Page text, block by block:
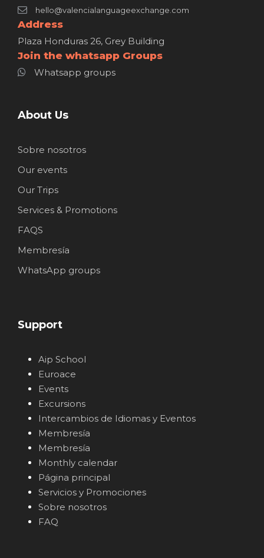
hello@valencialanguageexchange.com
Address
Plaza Honduras 26, Grey Building
Join the whatsapp Groups
Whatsapp groups
About Us
Sobre nosotros
Our events
Our Trips
Services & Promotions
FAQS
Membresía
WhatsApp groups
Support
Aip School
Euroace
Events
Excursions
Intercambios de Idiomas y Eventos
Membresía
Membresía
Monthly calendar
Página principal
Servicios y Promociones
Sobre nosotros
FAQ